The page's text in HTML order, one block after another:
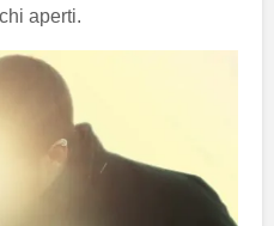
aperti.